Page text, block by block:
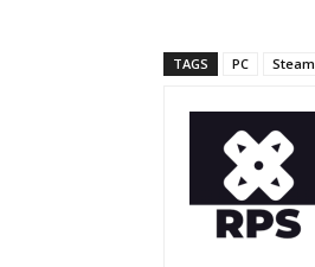
TAGS PC Steam